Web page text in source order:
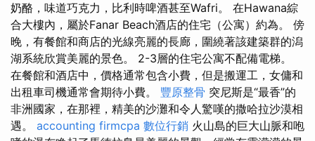
奶酪，味道巧克力，比利時啤酒甚至Wafri。 在Hawana綜
合大樓內，屬於Fanar Beach酒店的住宅（公寓）約為。 傍
晚，有餐館和商店的光線亮麗的長廊，圍繞著該建築群的潟
湖系統欣賞美麗的景色。 2-3層的住宅公寓不配備電梯。
在餐館和酒店中，價格通常包含小費，但是搬運工，女傭和
出租車司機通常會期待小費。 豐原整骨 突尼斯是“最香”的
非洲國家，在那裡，精美的沙灘和令人驚嘆的撒哈拉沙漠相
遇。 accounting firmcpa 數位行銷 火山島的巨大山脈和咆